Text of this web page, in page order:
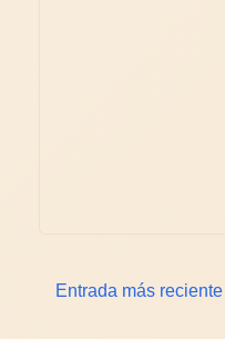
Entrada más reciente